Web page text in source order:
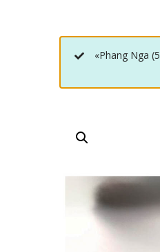
«Phang Nga